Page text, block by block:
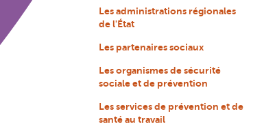
Les administrations régionales
de l'État
Les partenaires sociaux
Les organismes de sécurité
sociale et de prévention
Les services de prévention et de
santé au travail